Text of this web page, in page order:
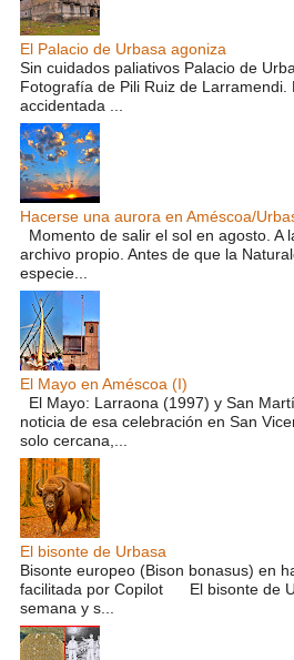
El Palacio de Urbasa agoniza
Sin cuidados paliativos Palacio de
Fotografía de Pili Ruiz de
accidentada ...
Hacerse una aurora en Améscoa/
Momento de salir el sol en agosto. A
archivo propio. Antes de que la
especie...
El Mayo en Améscoa (I)
El Mayo: Larraona (1997) y San
noticia de esa celebración en San
solo cercana,...
El bisonte de Urbasa
Bisonte europeo (Bison bonasus) en
facilitada por Copilot El bisonte de
semana y s...